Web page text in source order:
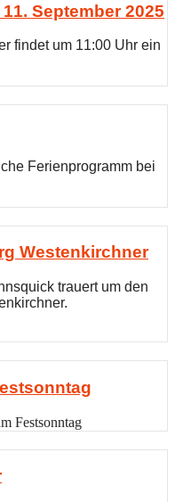
September 2025
findet um 11:00 Uhr ein
Ferienprogramm bei
Westenkirchner
trauert um den
Festsonntag